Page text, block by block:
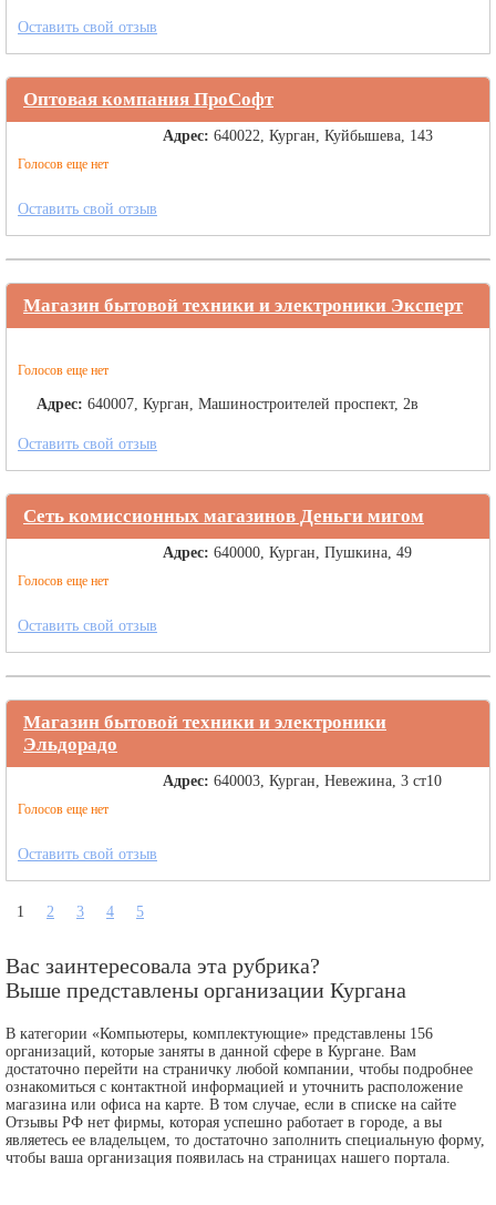
Оставить свой отзыв
Оптовая компания ПроСофт
Голосов еще нет
Адрес: 640022, Курган, Куйбышева, 143
Оставить свой отзыв
Магазин бытовой техники и электроники Эксперт
Голосов еще нет
Адрес: 640007, Курган, Машиностроителей проспект, 2в
Оставить свой отзыв
Сеть комиссионных магазинов Деньги мигом
Голосов еще нет
Адрес: 640000, Курган, Пушкина, 49
Оставить свой отзыв
Магазин бытовой техники и электроники
Эльдорадо
Голосов еще нет
Адрес: 640003, Курган, Невежина, 3 ст10
Оставить свой отзыв
1 2 3 4 5
Вас заинтересовала эта рубрика?
Выше представлены организации Кургана
В категории «Компьютеры, комплектующие» представлены 156
организаций, которые заняты в данной сфере в Кургане. Вам
достаточно перейти на страничку любой компании, чтобы подробнее
ознакомиться с контактной информацией и уточнить расположение
магазина или офиса на карте. В том случае, если в списке на сайте
Отзывы РФ нет фирмы, которая успешно работает в городе, а вы
являетесь ее владельцем, то достаточно заполнить специальную форму,
чтобы ваша организация появилась на страницах нашего портала.